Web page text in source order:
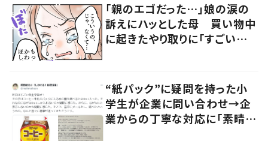
「親のエゴだった…」娘の涙の
訴えにハッとした母 買い物中
に起きたやり取りに「すごい分
“紙パック”に疑問を持った小
学生が企業に問い合わせ→企
業からの丁寧な対応に「素晴ら